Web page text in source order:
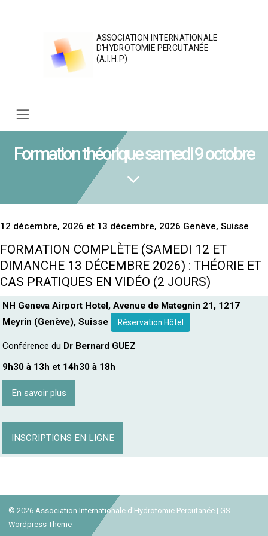
ASSOCIATION INTERNATIONALE
D'HYDROTOMIE PERCUTANÉE
(A.I.H.P)
Formation théorique samedi 9 octobre
12 décembre, 2026 et 13 décembre, 2026 Genève, Suisse
FORMATION COMPLÈTE (SAMEDI 12 ET
DIMANCHE 13 DÉCEMBRE 2026) : THÉORIE ET
CAS PRATIQUES EN VIDÉO (2 JOURS)
NH Geneva Airport Hotel, Avenue de Mategnin 21, 1217
Meyrin (Genève), Suisse
Réservation Hôtel
Conférence du Dr Bernard GUEZ
9h30 à 13h et 14h30 à 18h
En savoir plus
INSCRIPTIONS EN LIGNE
© 2026 Association Internationale d'Hydrotomie Percutanée| GS
Wordpress Theme